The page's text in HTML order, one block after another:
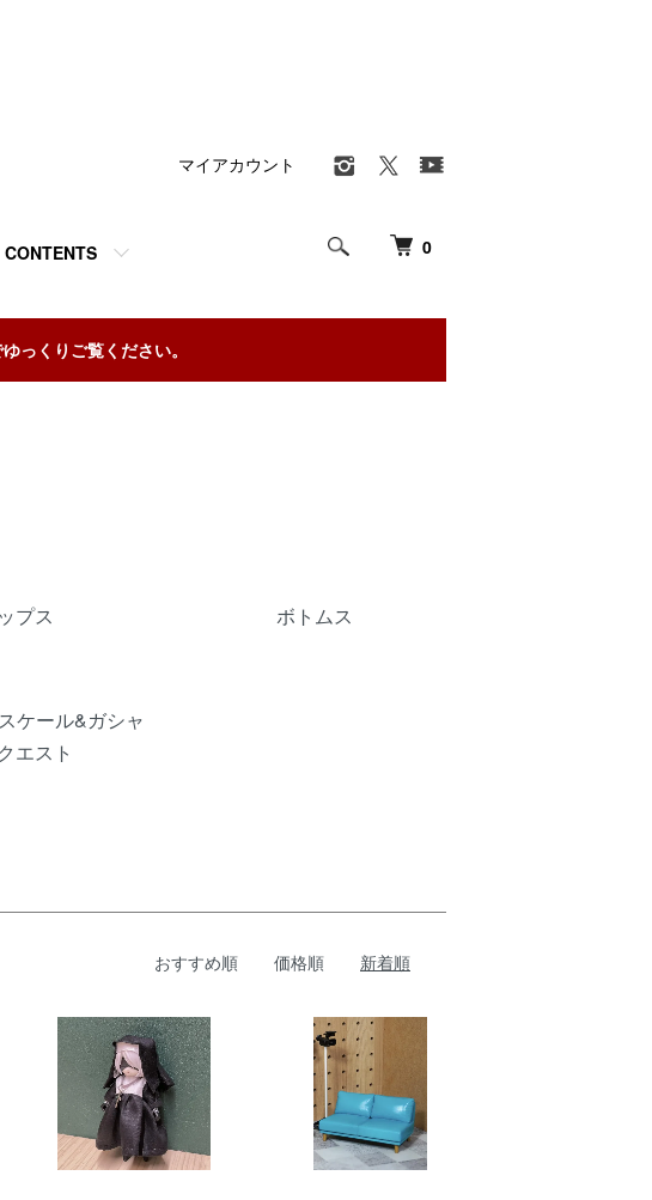
0
CONTENTS
マイアカウント
っくりご覧ください。
プス ボトムス
ケール&ガシャ
エスト
おすすめ順 価格順 新着順